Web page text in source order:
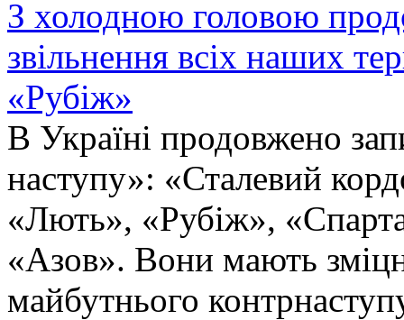
З холодною головою
звільнення всіх наших
«Рубіж»
В Україні продовжено
наступу»: «Сталевий
«Лють», «Рубіж»,
«Азов». Вони мають
майбутнього